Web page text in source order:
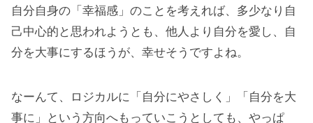
自分自身の「幸福感」のことを考えれば、多少なり自
己中心的と思われようとも、他人より自分を愛し、自
分を大事にするほうが、幸せそうですよね。
なーんて、ロジカルに「自分にやさしく」「自分を大
事に」という方向へもっていこうとしても、やっぱ